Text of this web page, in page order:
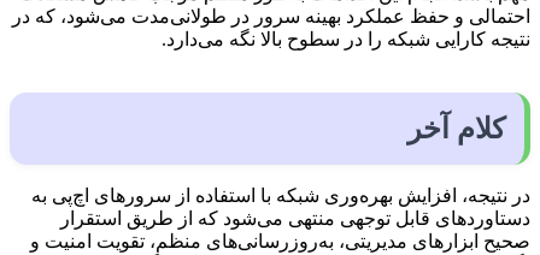
احتمالی و حفظ عملکرد بهینه سرور در طولانی‌مدت می‌شود، که در
نتیجه کارایی شبکه را در سطوح بالا نگه می‌دارد.
کلام آخر
در نتیجه، افزایش بهره‌وری شبکه با استفاده از سرورهای اچ‌پی به
دستاوردهای قابل توجهی منتهی می‌شود که از طریق استقرار
صحیح ابزارهای مدیریتی، به‌روزرسانی‌های منظم، تقویت امنیت و